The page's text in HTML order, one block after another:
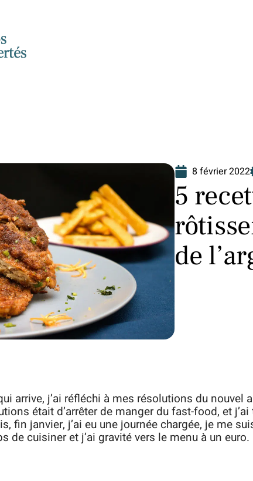
8 février 2022
5
de
arrive, j’ai réfléchi à mes résolutions du nouvel
était d’arrêter de manger du fast-food, et
fin janvier, j’ai eu une journée chargée, je me
de cuisiner et j’ai gravité vers le menu à un euro.